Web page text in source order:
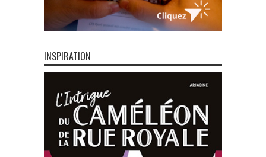
INSPIRATION